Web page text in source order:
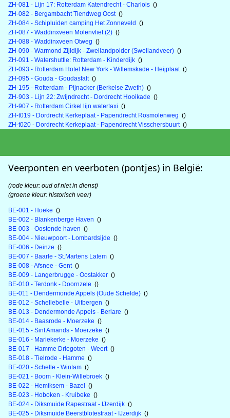
ZH-081 - Lijn 17: Rotterdam Katendrecht - Charlois ()
ZH-082 - Bergambacht Tiendweg Oost ()
ZH-084 - Schipluiden camping Het Zonneveld ()
ZH-087 - Waddinxveen Molenvliet (2) ()
ZH-088 - Waddinxveen Otweg ()
ZH-090 - Warmond Zijldijk - Zweilandpolder (Sweilandveer) ()
ZH-091 - Watershuttle: Rotterdam - Kinderdijk ()
ZH-093 - Rotterdam Hotel New York - Willemskade - Heijplaat ()
ZH-095 - Gouda - Goudasfalt ()
ZH-195 - Rotterdam - Pijnacker (Berkelse Zweth) ()
ZH-903 - Lijn 22: Zwijndrecht - Dordrecht Hooikade ()
ZH-907 - Rotterdam Cirkel lijn watertaxi ()
ZH-t019 - Dordrecht Kerkeplaat - Papendrecht Rosmolenweg ()
ZH-t020 - Dordrecht Kerkeplaat - Papendrecht Visschersbuurt ()
Veerponten en veerboten (pontjes) in België:
(rode kleur: oud of niet in dienst)
(groene kleur: historisch veer)
BE-001 - Hoeke ()
BE-002 - Blankenberge Haven ()
BE-003 - Oostende haven ()
BE-004 - Nieuwpoort - Lombardsijde ()
BE-006 - Deinze ()
BE-007 - Baarle - St.Martens Latem ()
BE-008 - Afsnee - Gent ()
BE-009 - Langerbrugge - Oostakker ()
BE-010 - Terdonk - Doornzele ()
BE-011 - Dendermonde Appels (Oude Schelde) ()
BE-012 - Schellebelle - Uitbergen ()
BE-013 - Dendermonde Appels - Berlare ()
BE-014 - Baasrode - Moerzeke ()
BE-015 - Sint Amands - Moerzeke ()
BE-016 - Mariekerke - Moerzeke ()
BE-017 - Hamme Driegoten - Weert ()
BE-018 - Tielrode - Hamme ()
BE-020 - Schelle - Wintam ()
BE-021 - Boom - Klein-Willebroek ()
BE-022 - Hemiksem - Bazel
()
BE-023 - Hoboken - Kruibeke ()
BE-024 - Diksmuide Rapestraat - IJzerdijk ()
BE-025 - Diksmuide Beerstblotestraat - IJzerdijk ()